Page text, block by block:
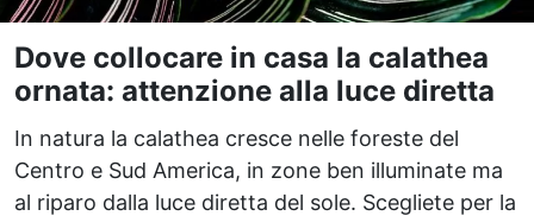
Dove collocare in casa la calathea
ornata: attenzione alla luce diretta
In natura la calathea cresce nelle foreste del
Centro e Sud America, in zone ben illuminate ma
al riparo dalla luce diretta del sole. Scegliete per la